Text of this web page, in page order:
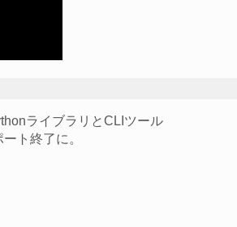
ライブラリとCLIツール
ト終了に。